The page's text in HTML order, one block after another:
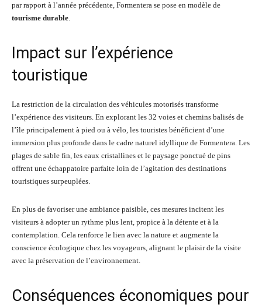
par rapport à l’année précédente, Formentera se pose en modèle de
tourisme durable.
Impact sur l’expérience
touristique
La restriction de la circulation des véhicules motorisés transforme
l’expérience des visiteurs. En explorant les 32 voies et chemins balisés de
l’île principalement à pied ou à vélo, les touristes bénéficient d’une
immersion plus profonde dans le cadre naturel idyllique de Formentera. Les
plages de sable fin, les eaux cristallines et le paysage ponctué de pins
offrent une échappatoire parfaite loin de l’agitation des destinations
touristiques surpeuplées.
En plus de favoriser une ambiance paisible, ces mesures incitent les
visiteurs à adopter un rythme plus lent, propice à la détente et à la
contemplation. Cela renforce le lien avec la nature et augmente la
conscience écologique chez les voyageurs, alignant le plaisir de la visite
avec la préservation de l’environnement.
Conséquences économiques pour